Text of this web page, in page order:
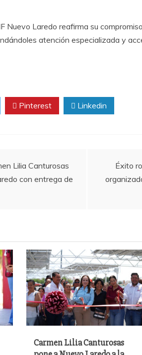
Nuevo Laredo reafirma su
atención especializada y
Pinterest Linkedin
Lilia Canturosas
con entrega de
Éxito
Carmen Lilia Canturosas